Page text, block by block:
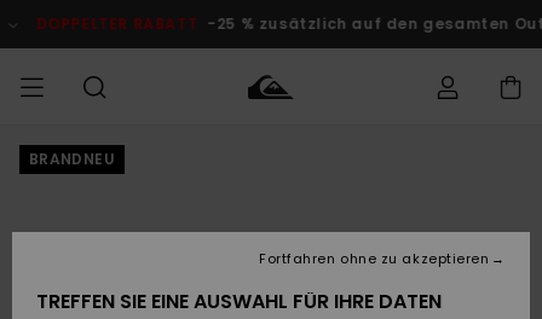
Produktinformation
DOPPELTER RABATT -25 % zusätzlich auf den gesamten
MÄNNER
Accessoires
JUNGEN
Accessoires
FRAUEN
Brandneu
Kinder
Kinder
KINDER
Versand
BRANDNEU
TREFFEN SIE EINE AUSWAHL FÜR IHRE DATEN
Fortfahren ohne zu akzeptieren